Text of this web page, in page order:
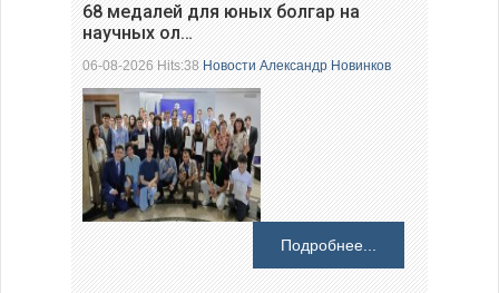
68 медалей для юных болгар на
научных ол…
06-08-2026 Hits:38Новости Александр Новинков
Подробнее...